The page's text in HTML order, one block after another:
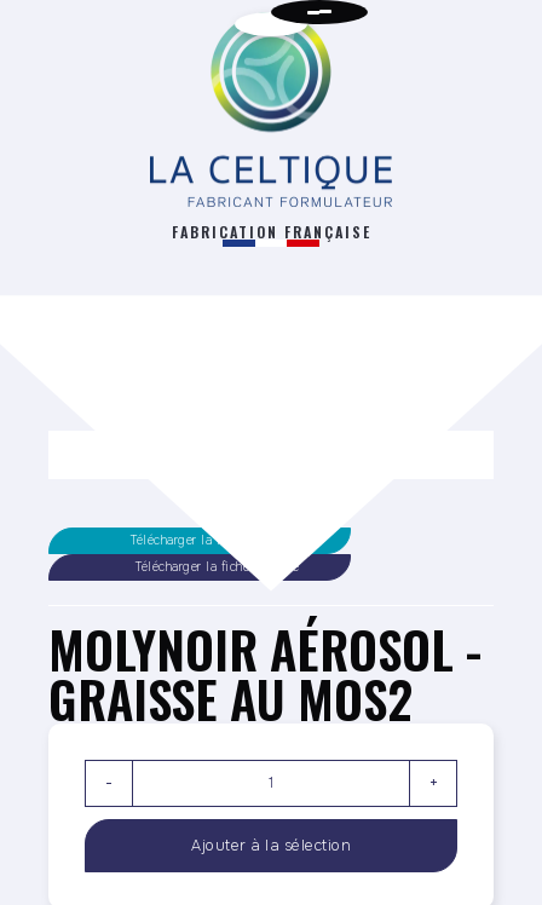
FABRICATION FRANÇAISE
Télécharger la fiche technique
Télécharger la fiche sécurité
MOLYNOIR AÉROSOL -
GRAISSE AU MOS2
- +